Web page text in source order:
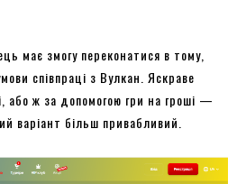
має змогу переконатися в тому,
співпраці з Вулкан. Яскраве
або ж за допомогою гри на гроші —
варіант більш привабливий.